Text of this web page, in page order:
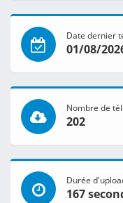
Date dernier
01/08/
Nombre de
202
Durée
167